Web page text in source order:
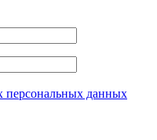
персональных данных